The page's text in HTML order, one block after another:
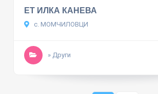
ЕТ ИЛКА КАНЕВА
с. МОМЧИЛОВЦИ
» Други